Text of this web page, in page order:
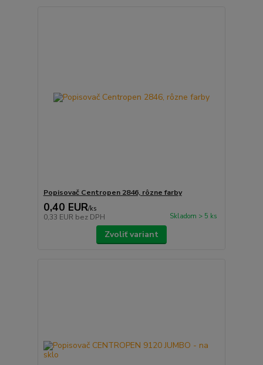
Popisovač Centropen 2846, rôzne farby
0,40 EUR/ks
0,33 EUR bez DPH Skladom > 5 ks
Zvoliť variant